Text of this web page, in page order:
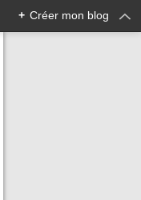
+ Créer mon blog